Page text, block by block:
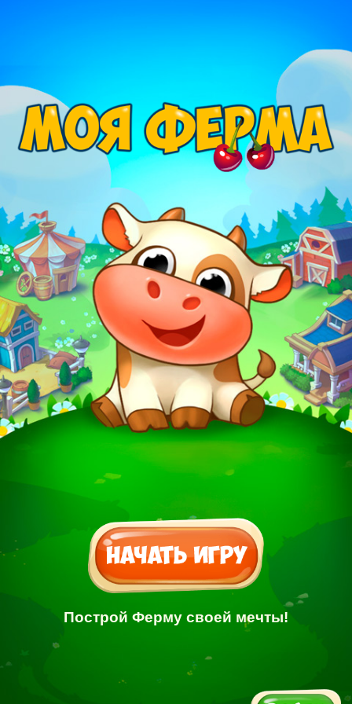
Построй Ферму своей мечты!